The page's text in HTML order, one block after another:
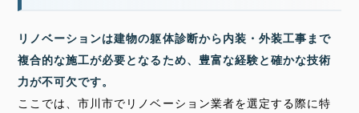
リノベーションは建物の躯体診断から内装・外装工事まで
複合的な施工が必要となるため、豊富な経験と確かな技術
力が不可欠です。
ここでは、市川市でリノベーション業者を選定する際に特